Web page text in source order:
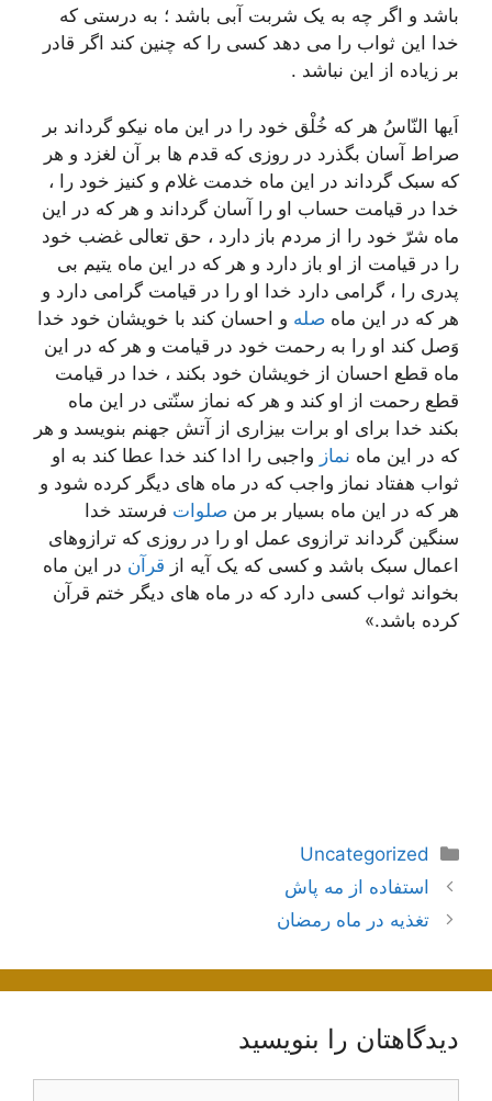
باشد و اگر چه به یک شربت آبى باشد ؛ به درستى که
خدا این ثواب را مى دهد کسى را که چنین کند اگر قادر
بر زیاده از این نباشد .
اَیها النّاسُ هر که خُلْق خود را در این ماه نیکو گرداند بر
صراط آسان بگذرد در روزى که قدم ها بر آن لغزد و هر
که سبک گرداند در این ماه خدمت غلام و کنیز خود را ،
خدا در قیامت حساب او را آسان گرداند و هر که در این
ماه شرّ خود را از مردم باز دارد ، حق تعالى غضب خود
را در قیامت از او باز دارد و هر که در این ماه یتیم بى
پدرى را ، گرامى دارد خدا او را در قیامت گرامى دارد و
هر که در این ماه صله و احسان کند با خویشان خود خدا
وَصل کند او را به رحمت خود در قیامت و هر که در این
ماه قطع احسان از خویشان خود بکند ، خدا در قیامت
قطع رحمت از او کند و هر که نماز سنّتى در این ماه
بکند خدا براى او برات بیزارى از آتش جهنم بنویسد و هر
که در این ماه نماز واجبى را ادا کند خدا عطا کند به او
ثواب هفتاد نماز واجب که در ماه هاى دیگر کرده شود و
هر که در این ماه بسیار بر من صلوات فرستد خدا
سنگین گرداند ترازوى عمل او را در روزى که ترازوهاى
اعمال سبک باشد و کسى که یک آیه از قرآن در این ماه
بخواند ثواب کسى دارد که در ماه هاى دیگر ختم قرآن
کرده باشد.»
دسته‌ها
Uncategorized
ناوبری
نوشته‌ها
استفاده از مه پاش
تغذیه در ماه رمضان
دیدگاهتان را بنویسید